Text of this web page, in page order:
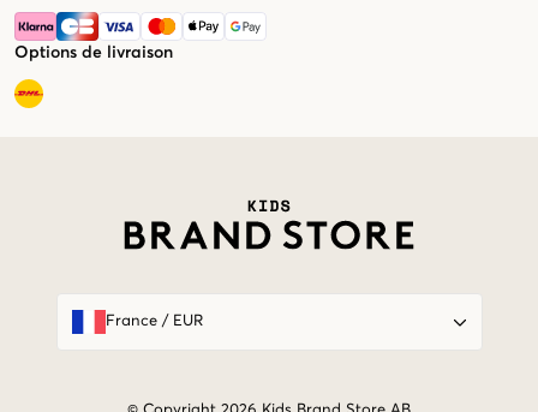
Options de livraison
France/ EUR